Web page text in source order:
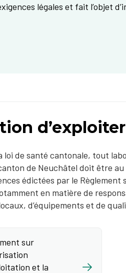
légales et fait l’objet
d’exploiter
loi de santé cantonale, tout
de Neuchâtel doit être
édictées par le
en matière de
d’équipements et de
sur
et la